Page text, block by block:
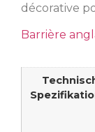
décorative
Barrière